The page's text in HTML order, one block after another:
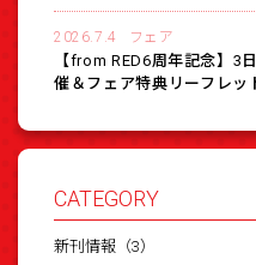
2026.7.4 フェア
【from RED6周年記念】3
催＆フェア特典リーフレッ
CATEGORY
新刊情報（3）